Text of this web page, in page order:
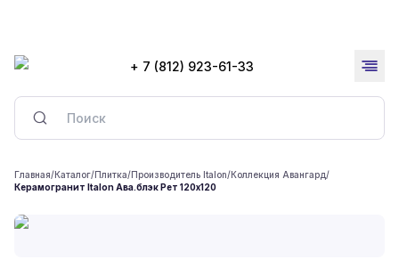
+ 7 (812) 923-61-33
Главная/Каталог/Плитка/Производитель Italon/Коллекция Авангард/
Керамогранит Italon Ава.блэк Рет 120x120